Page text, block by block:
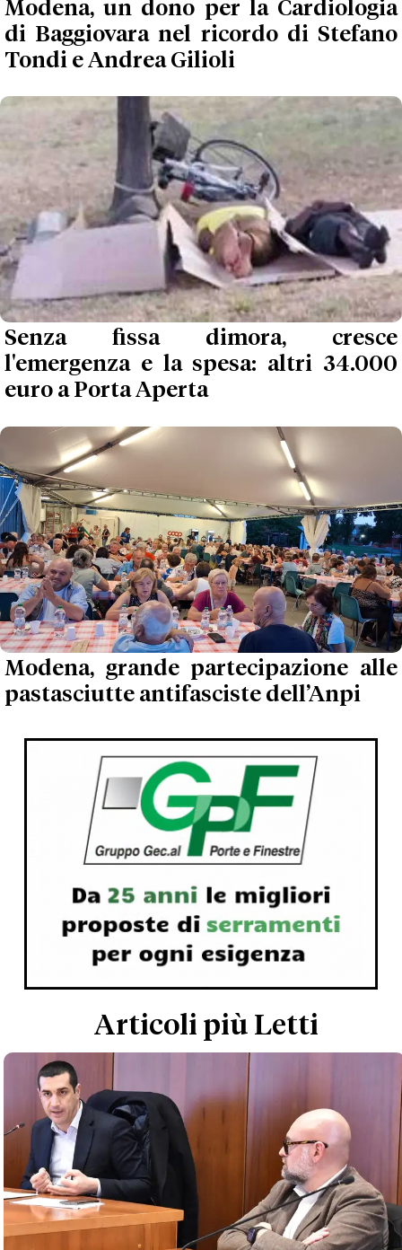
Modena, un dono per la Cardiologia
di Baggiovara nel ricordo di Stefano
Tondi e Andrea Gilioli
Senza fissa dimora, cresce
l'emergenza e la spesa: altri 34.000
euro a Porta Aperta
Modena, grande partecipazione alle
pastasciutte antifasciste dell’Anpi
Articoli più Letti